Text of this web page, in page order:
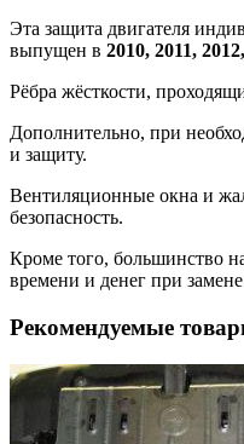
Эта защита двигателя
выпущен в 2010, 2011,
Рёбра жёсткости,
Дополнительно, при
и защиту.
Вентиляционные окна и
безопасность.
Кроме того, большинство
времени и денег при
Рекомендуемые